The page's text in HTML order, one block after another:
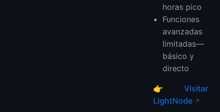
horas pico
Funciones
avanzadas
limitadas—
básico y
directo
👉 Visitar
LightNode